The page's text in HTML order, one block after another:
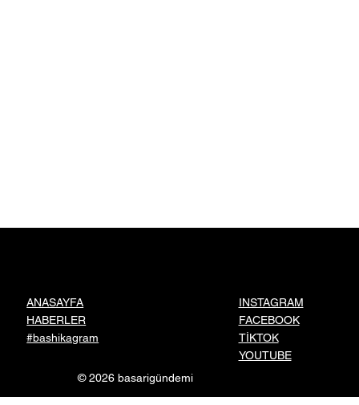
ANASAYFA
HABERLER
#bashikagram
INSTAGRAM
FACEBOOK
TİKTOK
YOUTUBE
© 2026 basarigündemi